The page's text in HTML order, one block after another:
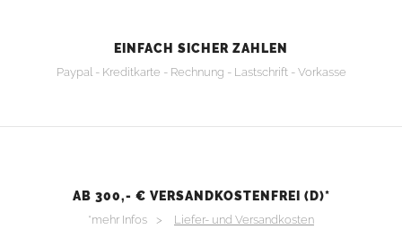
EINFACH SICHER ZAHLEN
Paypal - Kreditkarte - Rechnung - Lastschrift - Vorkasse
AB 300,- € VERSANDKOSTENFREI (D)*
*mehr Infos > Liefer- und Versandkosten